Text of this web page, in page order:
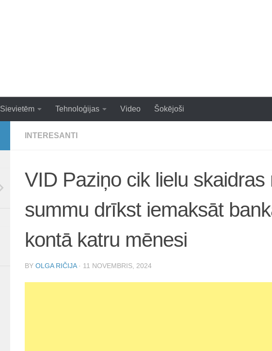
Sievietēm Tehnoloģijas Video Šokējoši
INTERESANTI
VID Paziņo cik lielu skaidras
summu drīkst iemaksāt
kontā katru mēnesi
BY OLGA RIČIJA · 11 NOVEMBRIS, 2024